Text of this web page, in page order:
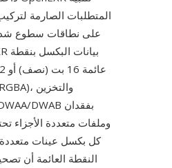
المتطلبات الصارمة
على نطاقات سطوع
كل بكسل عينات متعددة
النقطة العائمة أن